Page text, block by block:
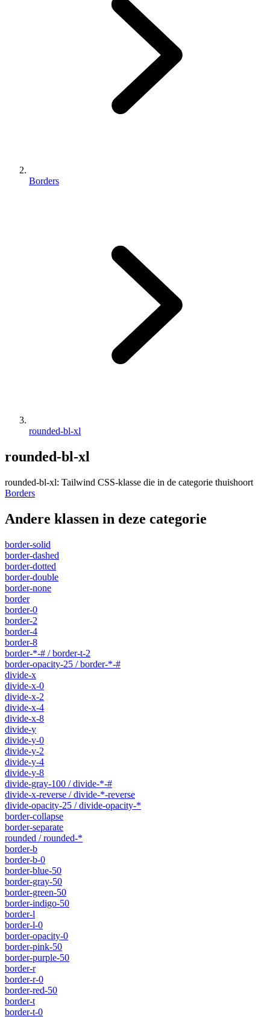
Borders
rounded-bl-xl
rounded-bl-xl
rounded-bl-xl: Tailwind CSS-klasse die in de categorie thuishoort
Borders
Andere klassen in deze categorie
border-solid
border-dashed
border-dotted
border-double
border-none
border
border-0
border-2
border-4
border-8
border-*-# / border-t-2
border-opacity-25 / border-*-#
divide-x
divide-x-0
divide-x-2
divide-x-4
divide-x-8
divide-y
divide-y-0
divide-y-2
divide-y-4
divide-y-8
divide-gray-100 / divide-*-#
divide-x-reverse / divide-*-reverse
divide-opacity-25 / divide-opacity-*
border-collapse
border-separate
rounded / rounded-*
border-b
border-b-0
border-blue-50
border-gray-50
border-green-50
border-indigo-50
border-l
border-l-0
border-opacity-0
border-pink-50
border-purple-50
border-r
border-r-0
border-red-50
border-t
border-t-0